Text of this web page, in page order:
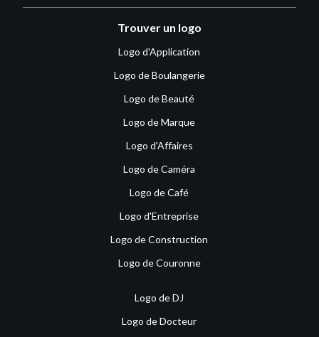
Trouver un logo
Logo d'Application
Logo de Boulangerie
Logo de Beauté
Logo de Marque
Logo d'Affaires
Logo de Caméra
Logo de Café
Logo d'Entreprise
Logo de Construction
Logo de Couronne
Logo de DJ
Logo de Docteur